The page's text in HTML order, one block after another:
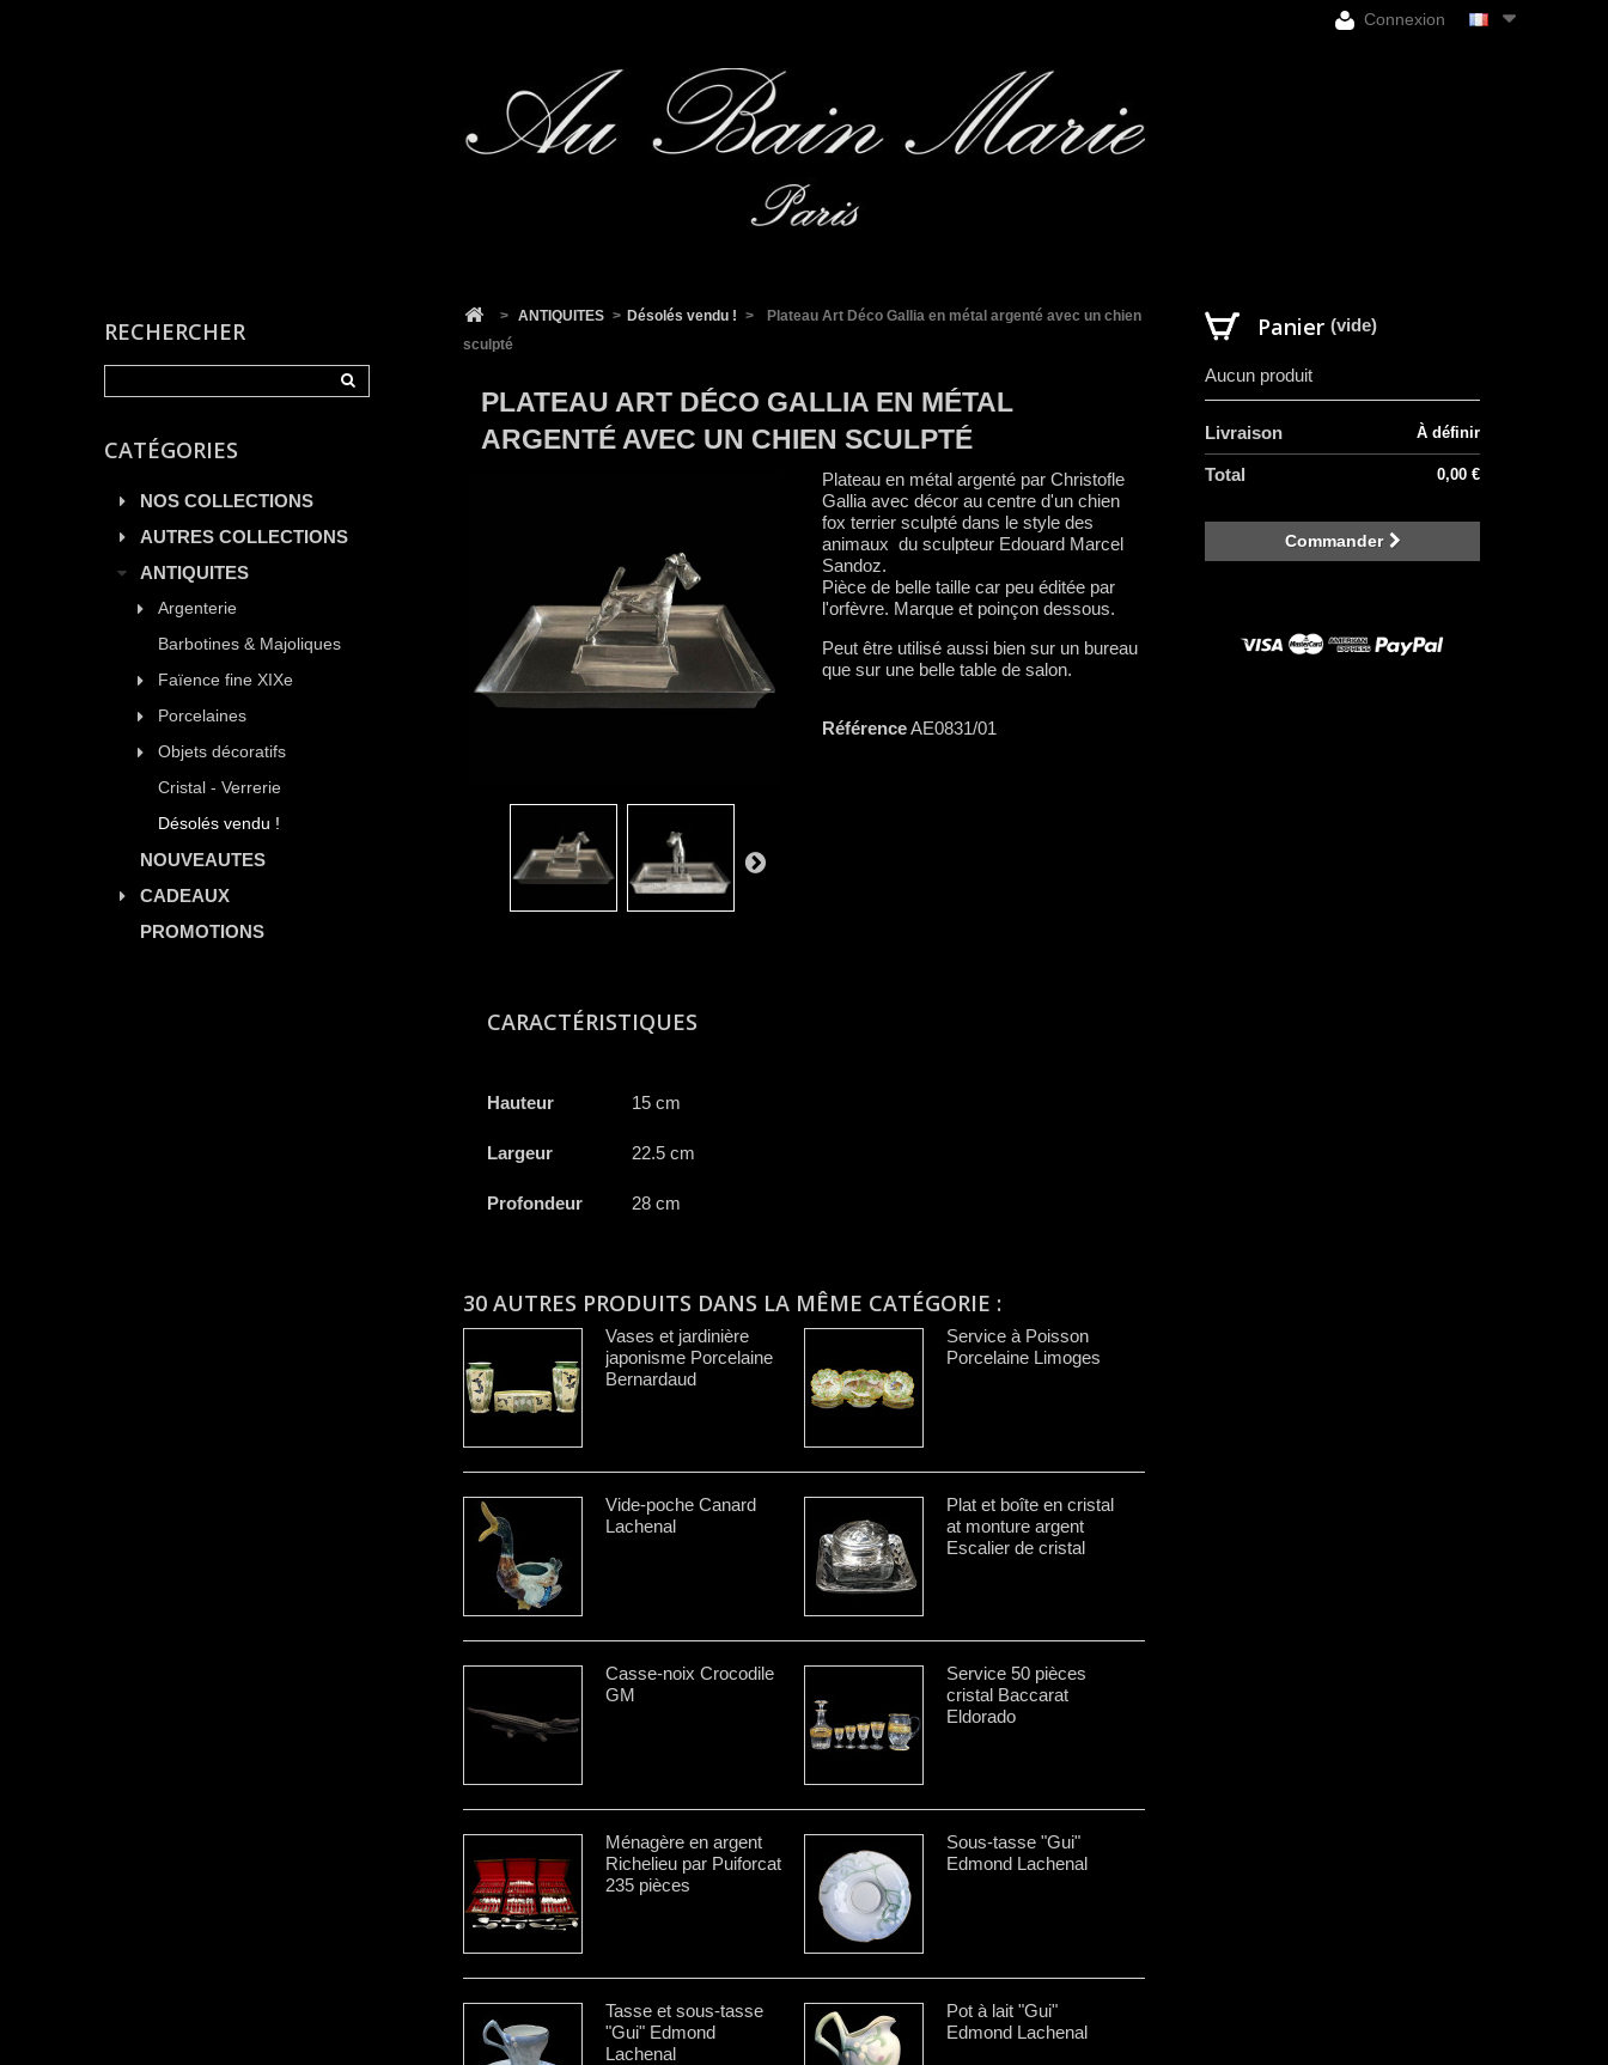
Connexion
RECHERCHER
CATÉGORIES
NOS COLLECTIONS
AUTRES COLLECTIONS
ANTIQUITES
Argenterie
Barbotines & Majoliques
Faïence fine XIXe
Porcelaines
Objets décoratifs
Cristal - Verrerie
Désolés vendu !
NOUVEAUTES
CADEAUX
PROMOTIONS
> ANTIQUITES > Désolés vendu ! >
Plateau Art Déco Gallia en métal argenté avec un chien
sculpté
PLATEAU ART DÉCO GALLIA EN MÉTAL
ARGENTÉ AVEC UN CHIEN SCULPTÉ
Plateau en métal argenté par Christofle
Gallia avec décor au centre d'un chien
fox terrier sculpté dans le style des
animaux du sculpteur Edouard Marcel
Sandoz.
Pièce de belle taille car peu éditée par
l'orfèvre. Marque et poinçon dessous.
Peut être utilisé aussi bien sur un bureau
que sur une belle table de salon.
RéférenceAE0831/01
CARACTÉRISTIQUES
Hauteur 15 cm
Largeur 22.5 cm
Profondeur 28 cm
30 AUTRES PRODUITS DANS LA MÊME CATÉGORIE :
Vases et jardinière
japonisme Porcelaine
Bernardaud
Service à Poisson
Porcelaine Limoges
Vide-poche Canard
Lachenal
Plat et boîte en cristal
at monture argent
Escalier de cristal
Casse-noix Crocodile
GM
Service 50 pièces
cristal Baccarat
Eldorado
Ménagère en argent
Richelieu par Puiforcat
235 pièces
Sous-tasse "Gui"
Edmond Lachenal
Tasse et sous-tasse
"Gui" Edmond
Lachenal
Pot à lait "Gui"
Edmond Lachenal
Panier (vide)
Aucun produit
À définir
Livraison
0,00 €
Total
Commander